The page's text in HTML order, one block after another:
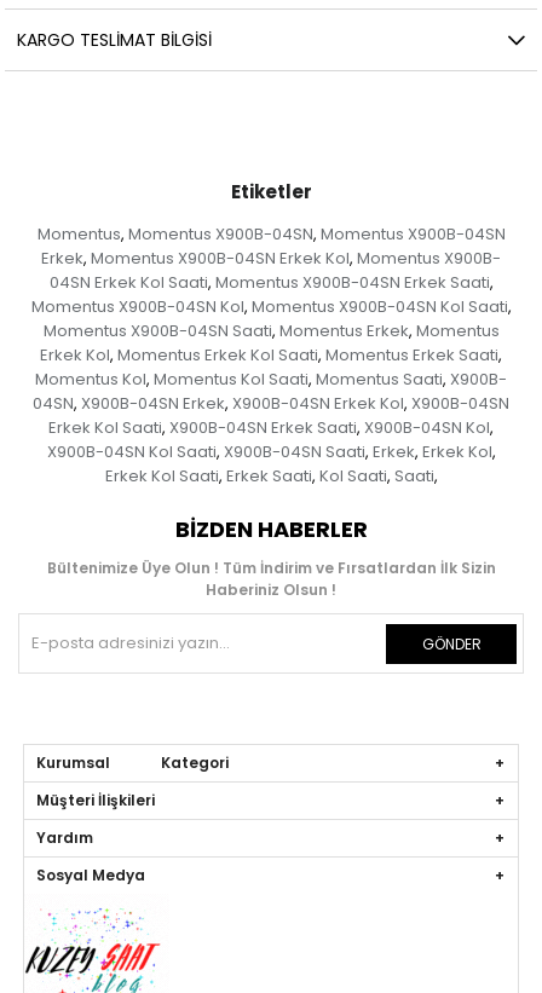
KARGO TESLIMAT BILGISI
Etiketler
Momentus, Momentus X900B-04SN, Momentus X900B-04SN
Erkek, Momentus X900B-04SN Erkek Kol, Momentus X900B-
04SN Erkek Kol Saati, Momentus X900B-04SN Erkek Saati,
Momentus X900B-04SN Kol, Momentus X900B-04SN Kol Saati,
Momentus X900B-04SN Saati, Momentus Erkek, Momentus
Erkek Kol, Momentus Erkek Kol Saati, Momentus Erkek Saati,
Momentus Kol, Momentus Kol Saati, Momentus Saati, X900B-
04SN, X900B-04SN Erkek, X900B-04SN Erkek Kol, X900B-04SN
Erkek Kol Saati, X900B-04SN Erkek Saati, X900B-04SN Kol,
X900B-04SN Kol Saati, X900B-04SN Saati, Erkek, Erkek Kol,
Erkek Kol Saati, Erkek Saati, Kol Saati, Saati,
BIZDEN HABERLER
Bültenimize Üye Olun ! Tüm İndirim ve Fırsatlardan İlk Sizin
Haberiniz Olsun !
GÖNDER
Kurumsal Kategori
Müşteri İlişkileri
Yardım
Sosyal Medya